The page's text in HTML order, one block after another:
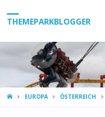
THEMEPARKBLOGGER
HOMEEUROPA ÖSTERREICH